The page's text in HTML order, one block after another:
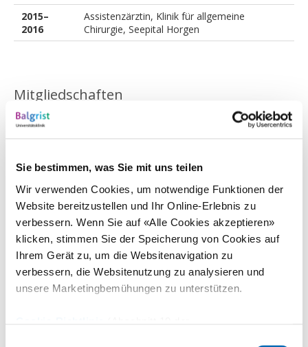
Sie bestimmen, was Sie mit uns teilen
Wir verwenden Cookies, um notwendige Funktionen der
Website bereitzustellen und Ihr Online-Erlebnis zu
verbessern. Wenn Sie auf «Alle Cookies akzeptieren»
klicken, stimmen Sie der Speicherung von Cookies auf
Ihrem Gerät zu, um die Websitenavigation zu
verbessern, die Websitenutzung zu analysieren und
unsere Marketingbemühungen zu unterstützen.
2015–
2016
Assistenzärztin, Klinik für allgemeine
Chirurgie, Seepital Horgen
Mitgliedschaften
Publikationen
PubMed